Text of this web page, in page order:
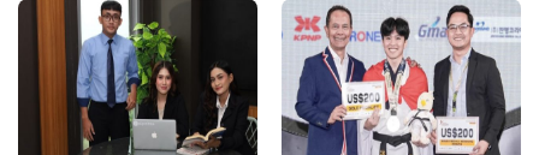
Kementerian Koperasi
Nama Kampus di Kejurnas
Taekwondo